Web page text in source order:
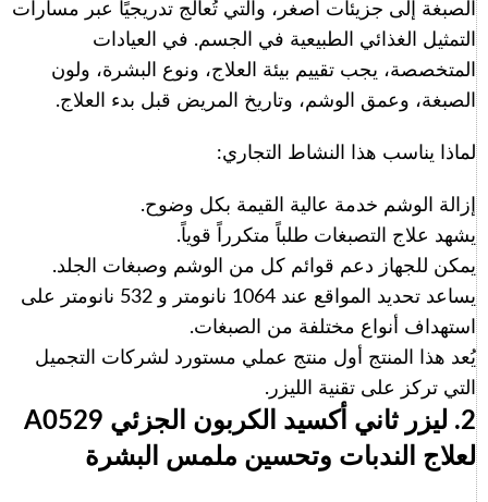
الصبغة إلى جزيئات أصغر، والتي تُعالج تدريجيًا عبر مسارات
التمثيل الغذائي الطبيعية في الجسم. في العيادات
المتخصصة، يجب تقييم بيئة العلاج، ونوع البشرة، ولون
الصبغة، وعمق الوشم، وتاريخ المريض قبل بدء العلاج.
لماذا يناسب هذا النشاط التجاري:
إزالة الوشم خدمة عالية القيمة بكل وضوح.
يشهد علاج التصبغات طلباً متكرراً قوياً.
يمكن للجهاز دعم قوائم كل من الوشم وصبغات الجلد.
يساعد تحديد المواقع عند 1064 نانومتر و 532 نانومتر على
استهداف أنواع مختلفة من الصبغات.
يُعد هذا المنتج أول منتج عملي مستورد لشركات التجميل
التي تركز على تقنية الليزر.
2. ليزر ثاني أكسيد الكربون الجزئي A0529
لعلاج الندبات وتحسين ملمس البشرة